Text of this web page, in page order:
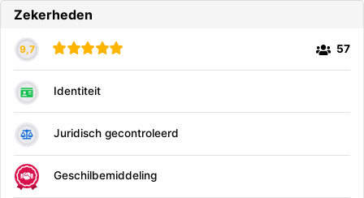
Zekerheden
9,7 57
Identiteit
Juridisch gecontroleerd
Geschilbemiddeling